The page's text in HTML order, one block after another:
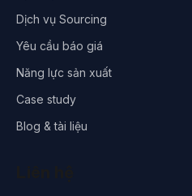
Dịch vụ Sourcing
Yêu cầu báo giá
Năng lực sản xuất
Case study
Blog & tài liệu